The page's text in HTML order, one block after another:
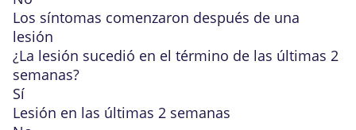
Los síntomas comenzaron después de una
lesión
¿La lesión sucedió en el término de las últimas 2
semanas?
Sí
Lesión en las últimas 2 semanas